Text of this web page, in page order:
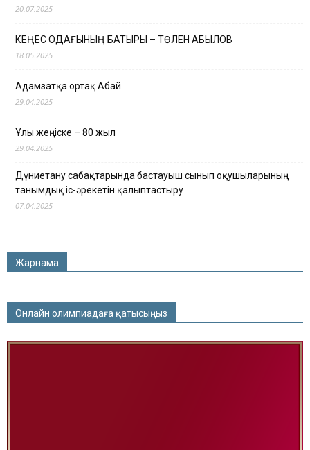
20.07.2025
КЕҢЕС ОДАҒЫНЫҢ БАТЫРЫ – ТӨЛЕН ҚАБЫЛОВ
18.05.2025
Адамзатқа ортақ Абай
29.04.2025
Ұлы жеңіске – 80 жыл
29.04.2025
Дүниетану сабақтарында бастауыш сынып оқушыларының
танымдық іс-әрекетін қалыптастыру
07.04.2025
Жарнама
Онлайн олимпиадаға қатысыңыз